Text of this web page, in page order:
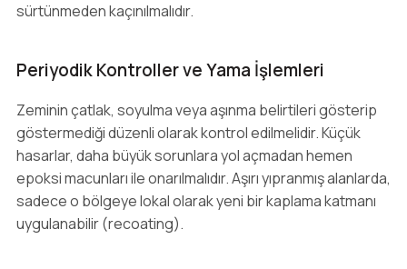
sürtünmeden kaçınılmalıdır.
Periyodik Kontroller ve Yama İşlemleri
Zeminin çatlak, soyulma veya aşınma belirtileri gösterip
göstermediği düzenli olarak kontrol edilmelidir. Küçük
hasarlar, daha büyük sorunlara yol açmadan hemen
epoksi macunları ile onarılmalıdır. Aşırı yıpranmış alanlarda,
sadece o bölgeye lokal olarak yeni bir kaplama katmanı
uygulanabilir (recoating).